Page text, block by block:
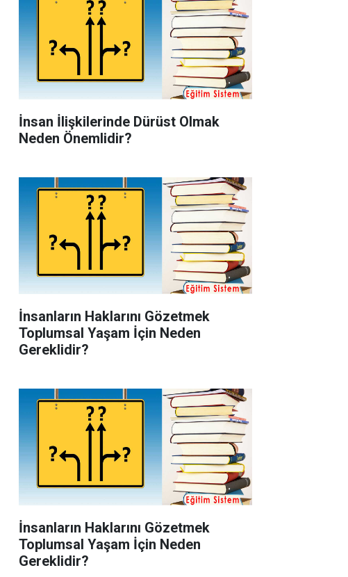
İnsan İlişkilerinde Dürüst Olmak
Neden Önemlidir?
İnsanların Haklarını Gözetmek
Toplumsal Yaşam İçin Neden
Gereklidir?
İnsanların Haklarını Gözetmek
Toplumsal Yaşam İçin Neden
Gereklidir?